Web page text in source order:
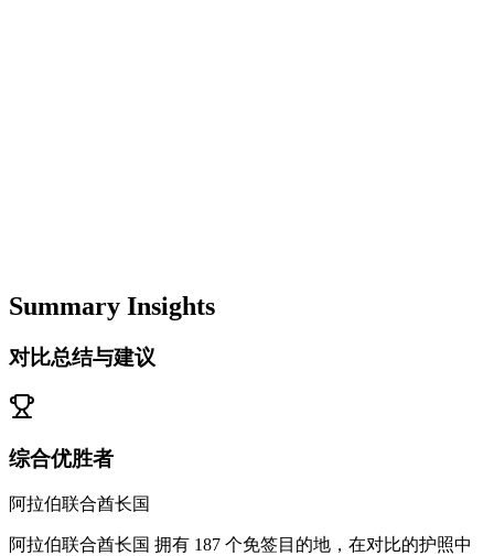
Summary Insights
对比总结与建议
综合优胜者
阿拉伯联合酋长国
阿拉伯联合酋长国 拥有 187 个免签目的地，在对比的护照中